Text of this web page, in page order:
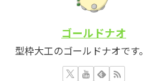
ゴールドナオ
型枠大工のゴールドナオです。